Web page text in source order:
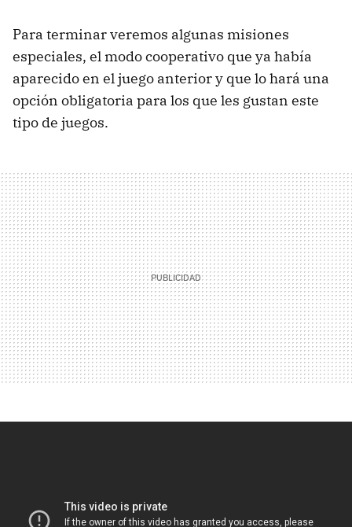
Para terminar veremos algunas misiones
especiales, el modo cooperativo que ya había
aparecido en el juego anterior y que lo hará una
opción obligatoria para los que les gustan este
tipo de juegos.